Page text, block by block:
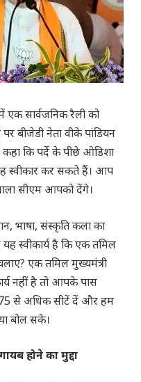
एक सार्वजनिक रैली को
बीजेडी नेता वीके पांडियन
कहा कि पर्दे के पीछे ओडिशा
स्वीकार कर सकते हैं। आप
सीएम आपको देंगे।
भाषा, संस्कृति कला का
यह स्वीकार्य है कि एक तमिल
एक तमिल मुख्यमंत्री
नहीं है तो आपके पास
से अधिक सीटें दें और हम
बोल सके।
होने का मुद्दा